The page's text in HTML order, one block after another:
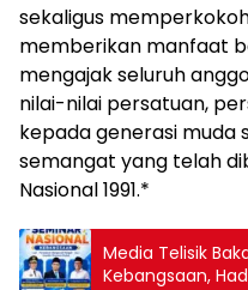
sekaligus
memberikan manfaat
mengajak seluruh
nilai-nilai persatuan,
kepada generasi muda
semangat yang telah
Nasional 1991.*
Media Telisik
Kebangsaan,